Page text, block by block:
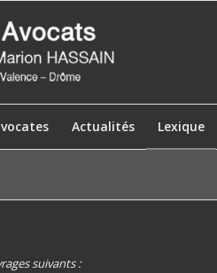
Actualités Lexique
suivants :